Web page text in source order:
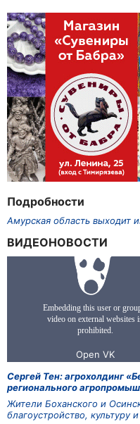
Подробности
Амурская область выходит
ВИДЕОНОВОСТИ
Сергей Тен: агрохолдинг
регионального
Жители Боханского и
благоустройство, культуру